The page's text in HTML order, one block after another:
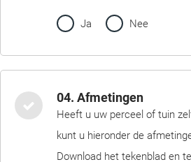
Ja Nee
04. Afmetingen
Heeft u uw perceel of tuin
kunt u hieronder de
Download het tekenblad en